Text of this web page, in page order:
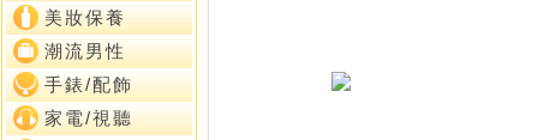
美妝保養
潮流男性
手錶/配飾
家電/視聽